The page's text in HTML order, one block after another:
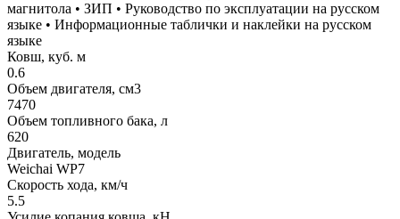
магнитола • ЗИП • Руководство по эксплуатации на русском
языке • Информационные таблички и наклейки на русском
языке
Ковш, куб. м
0.6
Объем двигателя, см3
7470
Объем топливного бака, л
620
Двигатель, модель
Weichai WP7
Скорость хода, км/ч
5.5